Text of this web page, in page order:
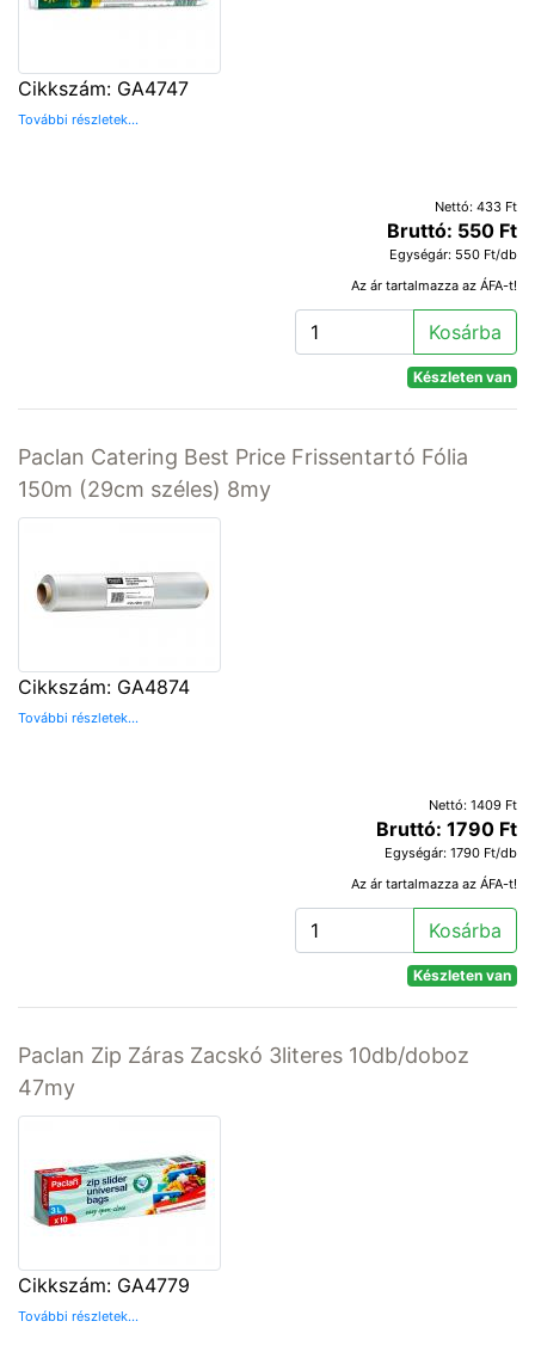
Cikkszám: GA4747
További részletek...
Nettó: 433 Ft
Bruttó: 550 Ft
Egységár: 550 Ft/db
Az ár tartalmazza az ÁFA-t!
Kosárba
Készleten van
Paclan Catering Best Price Frissentartó Fólia
150m (29cm széles) 8my
Cikkszám: GA4874
További részletek...
Nettó: 1409 Ft
Bruttó: 1790 Ft
Egységár: 1790 Ft/db
Az ár tartalmazza az ÁFA-t!
Kosárba
Készleten van
Paclan Zip Záras Zacskó 3literes 10db/doboz
47my
Cikkszám: GA4779
További részletek...